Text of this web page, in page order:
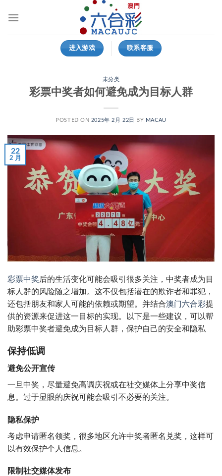
进入游戏 联系客服
未分类
彩票中奖者如何避免成为目标人群
POSTED ON 2025年 2月 22日 BY MACAU
22
2 月
彩票中奖后的生活变化可能会吸引很多关注，中奖者成为目
标人群的风险随之增加。这不仅包括潜在的欺诈者和罪犯，
还包括朋友和家人可能的依赖或期望。并结合澳门六合彩提
供的资源来促进这一目标的实现。以下是一些建议，可以帮
助彩票中奖者避免成为目标人群，保护自己的安全和隐私
保持低调
避免公开宣传
一旦中奖，尽量避免高调庆祝或在社交媒体上分享中奖信
息。过于显眼的庆祝可能会吸引不必要的关注。
隐私保护
考虑申请匿名领奖，很多地区允许中奖者匿名兑奖，这样可
以有效保护个人信息。
限制社交媒体发布